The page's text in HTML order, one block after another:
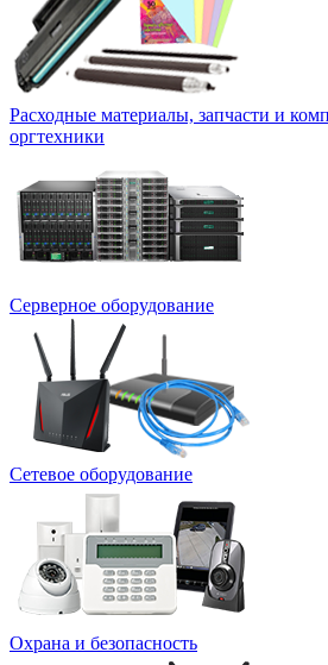
Расходные материалы, запчасти и
оргтехники
Серверное оборудование
Сетевое оборудование
Охрана и безопасность